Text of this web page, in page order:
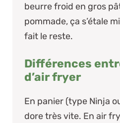
beurre froid en gros
pommade, ça s’étale
fait le reste.
Différences
d’air fryer
En panier (type Ninja
dore très vite. En air